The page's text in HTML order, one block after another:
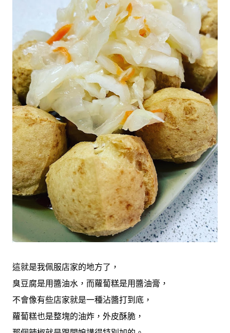
這就是我佩服店家的地方了，
臭豆腐是用醬油水，而蘿蔔糕是用醬油膏，
不會像有些店家就是一種沾醬打到底，
蘿蔔糕也是整塊的油炸，外皮酥脆，